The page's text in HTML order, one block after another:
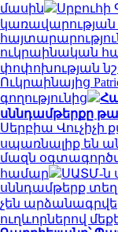
մասին
Սրբուհի
կառավարության
ուկրաինական
փոփոխության
Ուկրաինայից
գողությունից
սննդամթերքը
Սերբիա
սպառնալիք են
մազն
համար
ՍԱՏՄ-ն
սննդամթերք
չեն
ուղևորներով